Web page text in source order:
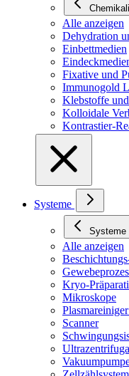
Alle anzeigen
Dehydration
Einbettmedien
Fixative und
Immunogold
Klebstoffe
Kolloidale
Kontrastier-
Systeme
Systeme
Alle anzeigen
Kryo-
Mikroskope
Scanner